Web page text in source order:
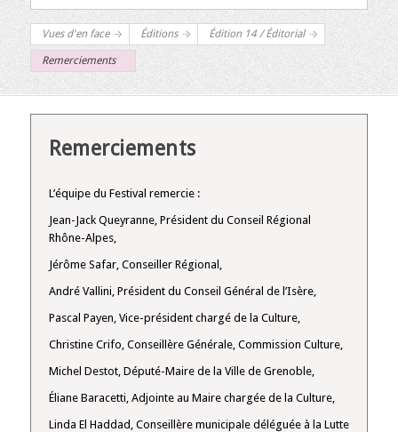
Vues d'en face Éditions Édition 14 / Éditorial
Remerciements
Remerciements
L’équipe du Festival remercie :
Jean-Jack Queyranne, Président du Conseil Régional
Rhône-Alpes,
Jérôme Safar, Conseiller Régional,
André Vallini, Président du Conseil Général de l’Isère,
Pascal Payen, Vice-président chargé de la Culture,
Christine Crifo, Conseillère Générale, Commission Culture,
Michel Destot, Député-Maire de la Ville de Grenoble,
Éliane Baracetti, Adjointe au Maire chargée de la Culture,
Linda El Haddad, Conseillère municipale déléguée à la Lutte